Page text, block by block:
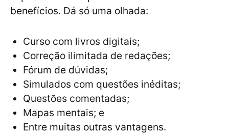
benefícios. Dá só uma olhada:
Curso com livros digitais;
Correção ilimitada de redações;
Fórum de dúvidas;
Simulados com questões inéditas;
Questões comentadas;
Mapas mentais; e
Entre muitas outras vantagens.